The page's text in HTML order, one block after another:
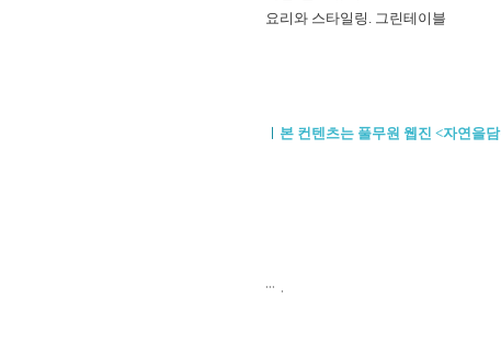
요리와 스타일링. 그린테이블
본 컨텐츠는 풀무원 웹진 <자연을
.